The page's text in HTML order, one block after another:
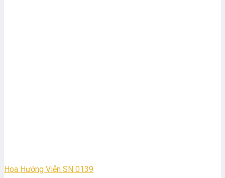
Hoa Hướng Viễn SN 0139